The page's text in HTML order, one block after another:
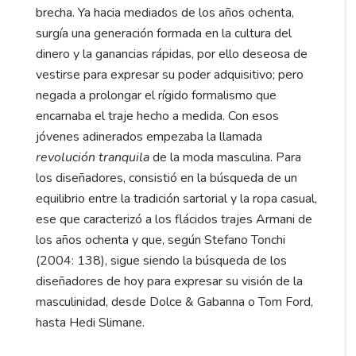
brecha. Ya hacia mediados de los años ochenta,
surgía una generación formada en la cultura del
dinero y la ganancias rápidas, por ello deseosa de
vestirse para expresar su poder adquisitivo; pero
negada a prolongar el rígido formalismo que
encarnaba el traje hecho a medida. Con esos
jóvenes adinerados empezaba la llamada
revolución tranquilade la moda masculina. Para
los diseñadores, consistió en la búsqueda de un
equilibrio entre la tradición sartorial y la ropa casual,
ese que caracterizó a los flácidos trajes Armani de
los años ochenta y que, según Stefano Tonchi
(2004: 138), sigue siendo la búsqueda de los
diseñadores de hoy para expresar su visión de la
masculinidad, desde Dolce & Gabanna o Tom Ford,
hasta Hedi Slimane.